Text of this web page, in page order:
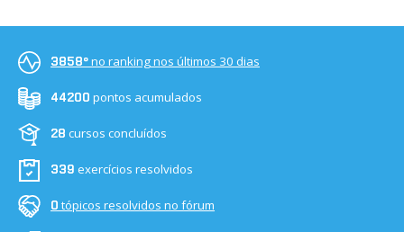
3858ºno ranking nos últimos 30 dias
44200 pontos acumulados
28 cursos concluídos
339 exercícios resolvidos
0 tópicos resolvidos no fórum